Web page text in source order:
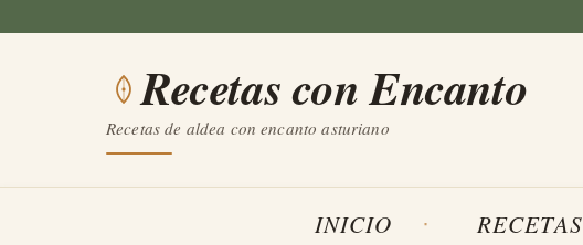
Recetas con Encanto
Recetas de aldea con encanto asturiano
INICIO RECETAS